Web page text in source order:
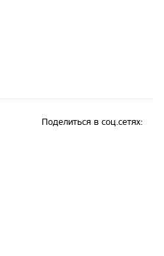
Поделиться в соц.сетях: